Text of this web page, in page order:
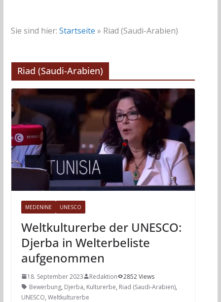
Sie sind hier: Startseite » Riad (Saudi-Arabien)
Riad (Saudi-Arabien)
MEDENINE UNESCO
Weltkulturerbe der UNESCO:
Djerba in Welterbeliste
aufgenommen
18. September 2023 Redaktion
2852 Views
Bewerbung, Djerba, Kulturerbe, Riad (Saudi-Arabien),
UNESCO, Weltkulturerbe